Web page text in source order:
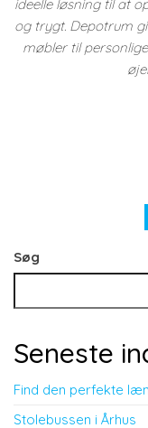
ideelle løsning til at
og trygt. Depotrum
møbler til
Søg
Seneste
Find den perfekte
Stolebussen i Århus